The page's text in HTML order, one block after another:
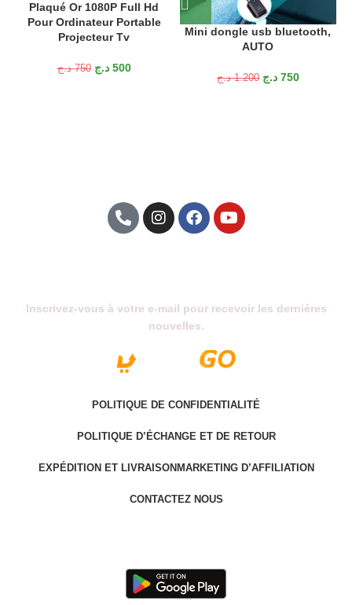
Plaqué Or 1080P Full Hd
Pour Ordinateur Portable
Projecteur Tv
750 د.ج 500 د.ج
Mini dongle usb bluetooth,
AUTO
1.200 د.ج 750 د.ج
Inscrivez-vous à votre e-mail pour recevoir les dernières
nouvelles.
POLITIQUE DE CONFIDENTIALITÉ
POLITIQUE D’ÉCHANGE ET DE RETOUR
EXPÉDITION ET LIVRAISONMARKETING D’AFFILIATION
CONTACTEZ NOUS